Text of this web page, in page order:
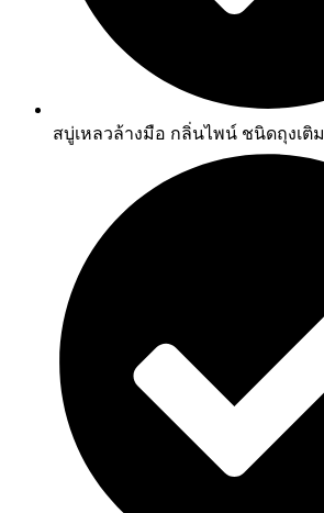
สบู่เหลวล้างมือ กลิ่นไพน์ ชนิดถุงเติม